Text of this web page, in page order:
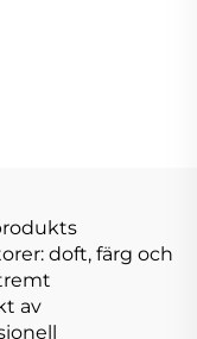
doft, färg och
av